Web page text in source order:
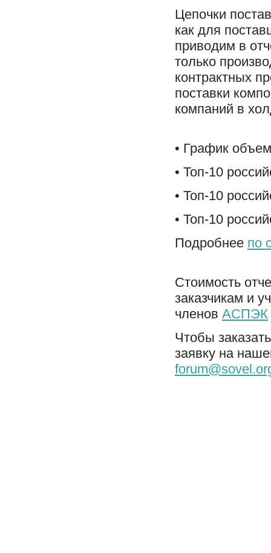
Цепочки
как для
приводим в
только
контрактных
поставки
компаний в
• График
• Топ-10
• Топ-10
• Топ-10
Подробнее по
Стоимость
заказчикам и
членов АСПЭК
Чтобы
заявку на